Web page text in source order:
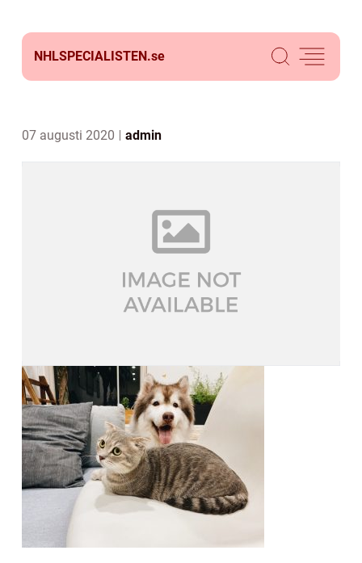
NHLSPECIALISTEN.se
07 augusti 2020 admin